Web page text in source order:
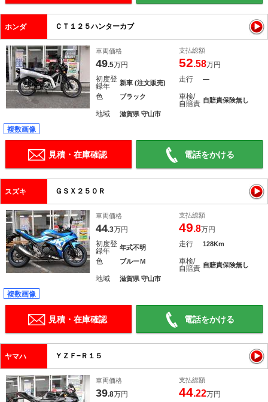
ホンダ ＣＴ１２５ハンターカブ
車両価格
49.5万円
支払総額
52.58万円
初度登
録年
新車 (注文販売) 走行 ―
色 ブラック
車検/
自賠責 自賠責保険無し
地域 滋賀県 守山市
複数画像
見積・在庫確認 電話をかける
スズキ ＧＳＸ２５０Ｒ
車両価格
44.3万円
支払総額
49.8万円
初度登
録年
年式不明 走行 128Km
色 ブルーＭ
車検/
自賠責 自賠責保険無し
地域 滋賀県 守山市
複数画像
見積・在庫確認 電話をかける
ヤマハ ＹＺＦ−Ｒ１５
車両価格
39.8万円
支払総額
44.22万円